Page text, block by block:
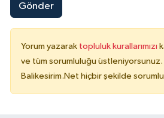
Gönder
Yorum yazarak topluluk kurallarımızı
ve tüm sorumluluğu üstleniyorsunuz.
Balikesirim.Net hiçbir şekilde